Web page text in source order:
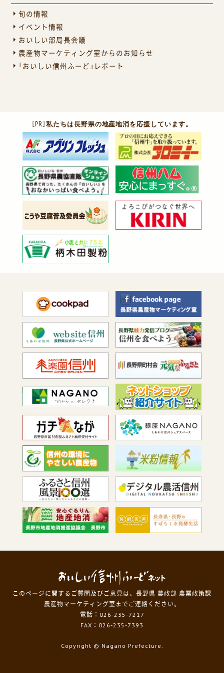
旬の情報
イベント情報
おいしい部局長会議
農産物マーケティング室からのお知らせ
「おいしい信州ふーど」レポート
［PR］私たちは長野県の地産地消を応援しています。
このページに関するご質問及びご意見は、長野県 農政部 農業政策課
農産物マーケティング室までご連絡ください。
電話：026-235-7217
FAX：026-235-7393
Copyright © Nagano Prefecture.